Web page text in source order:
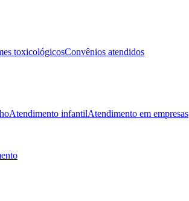
toxicológicosConvênios atendidos
Atendimento infantilAtendimento em empresas